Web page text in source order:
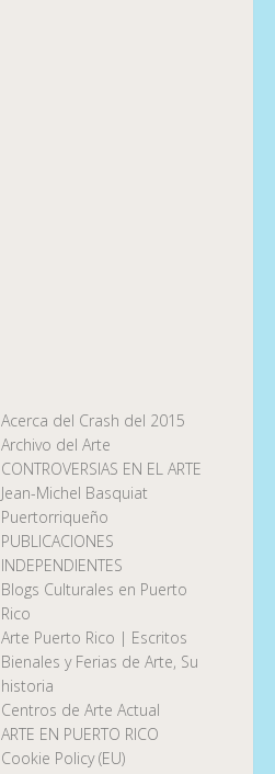
Acerca del Crash del 2015
Archivo del Arte
CONTROVERSIAS EN EL ARTE
Jean-Michel Basquiat
Puertorriqueño
PUBLICACIONES
INDEPENDIENTES
Blogs Culturales en Puerto
Rico
Arte Puerto Rico | Escritos
Bienales y Ferias de Arte, Su
historia
Centros de Arte Actual
ARTE EN PUERTO RICO
Cookie Policy (EU)